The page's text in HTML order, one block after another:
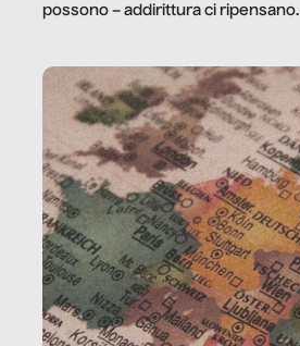
possono – addirittura ci ripensano.